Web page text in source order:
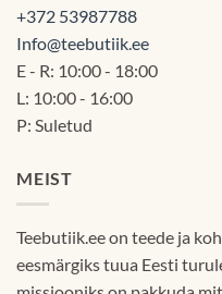
+372 53987788
Info@teebutiik.ee
E - R: 10:00 - 18:00
L: 10:00 - 16:00
P: Suletud
MEIST
Teebutiik.ee on teede ja
eesmärgiks tuua Eesti